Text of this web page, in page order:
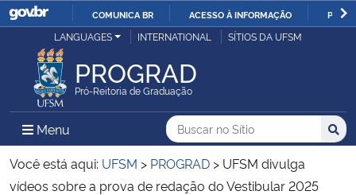
IR
O
COMUNICA BR ACESSO À INFORMAÇÃO
Ministério da Justiça e Segurança Pública
Ministério da Defesa
Ministério das Relações Exteriores
LANGUAGES INTERNATIONAL SÍTIOS DA UFSM
PROGRAD
Pró-Reitoria de Graduação
Menu Menu Principal do Sítio
Busca
Buscar no no Sítio
Busca:
Você está aqui: UFSM > PROGRAD > UFSM divulga
vídeos sobre a prova de redação do Vestibular 2025